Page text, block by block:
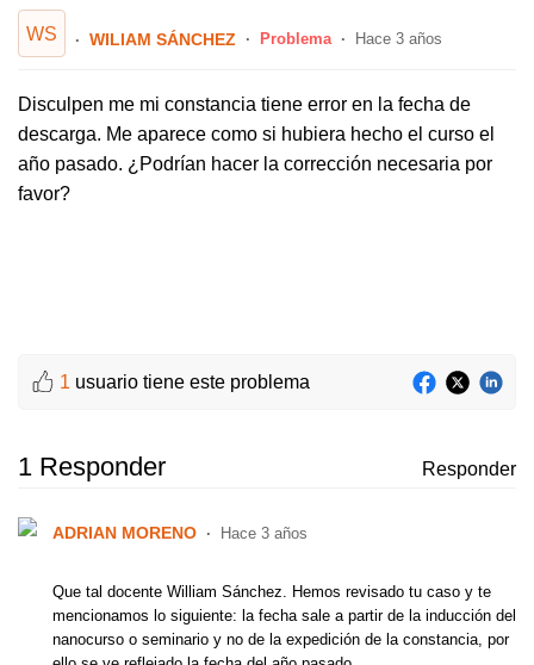
WS WILIAM SÁNCHEZ Problema Hace 3 años
Disculpen me mi constancia tiene error en la fecha de
descarga. Me aparece como si hubiera hecho el curso el
año pasado. ¿Podrían hacer la corrección necesaria por
favor?
1 usuario tiene este problema
1 Responder Responder
ADRIAN MORENO Hace 3 años
Que tal docente William Sánchez. Hemos revisado tu caso y te
mencionamos lo siguiente: la fecha sale a partir de la inducción del
nanocurso o seminario y no de la expedición de la constancia, por